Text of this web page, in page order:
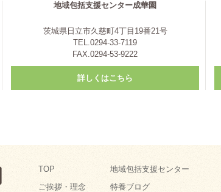
地域包括支援センター成華園
茨城県日立市久慈町4丁目19番21号
TEL.0294-33-7119
FAX.0294-53-9222
詳しくはこちら
TOP
ご挨拶・理念
地域包括支援センター
特養ブログ